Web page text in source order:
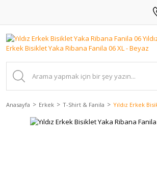
Anasayfa Erkek T-Shirt & Fanila Yıldız Erkek